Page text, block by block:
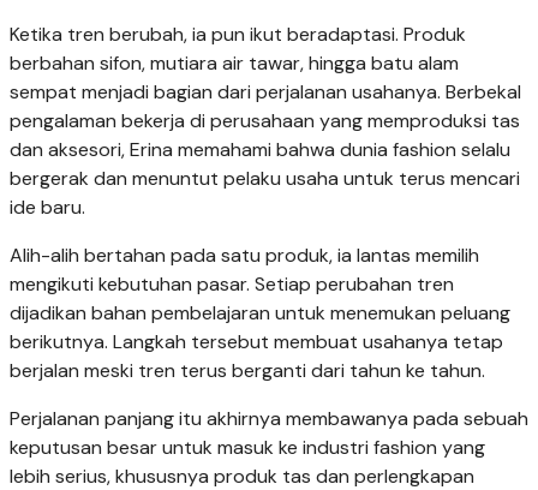
Ketika tren berubah, ia pun ikut beradaptasi. Produk
berbahan sifon, mutiara air tawar, hingga batu alam
sempat menjadi bagian dari perjalanan usahanya. Berbekal
pengalaman bekerja di perusahaan yang memproduksi tas
dan aksesori, Erina memahami bahwa dunia fashion selalu
bergerak dan menuntut pelaku usaha untuk terus mencari
ide baru.
Alih-alih bertahan pada satu produk, ia lantas memilih
mengikuti kebutuhan pasar. Setiap perubahan tren
dijadikan bahan pembelajaran untuk menemukan peluang
berikutnya. Langkah tersebut membuat usahanya tetap
berjalan meski tren terus berganti dari tahun ke tahun.
Perjalanan panjang itu akhirnya membawanya pada sebuah
keputusan besar untuk masuk ke industri fashion yang
lebih serius, khususnya produk tas dan perlengkapan